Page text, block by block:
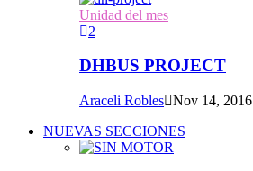
Unidad del mes
2
DHBUS PROJECT
Araceli Robles Nov 14, 2016
NUEVAS SECCIONES